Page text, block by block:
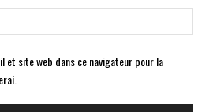
:
et site web dans ce navigateur pour la